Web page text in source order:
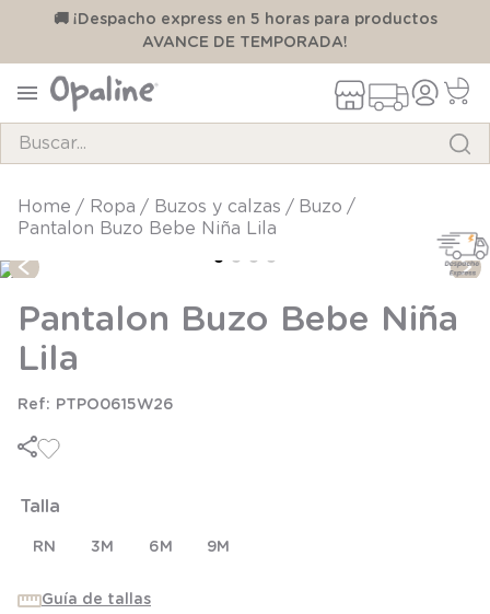
🚚 ¡Despacho express en 5 horas para productos
AVANCE DE TEMPORADA!
ropa buzos y calzas
buzo
Pantalon Buzo Bebe Niña Lila
Pantalon Buzo Bebe Niña
Lila
PTPO0615W26
Talla
RN 3M 6M 9M
Guía de tallas
TÉRMINOS MÁS BUSCADOS
3.
zapatillas
4
body
5
manta
8.
9.
saco